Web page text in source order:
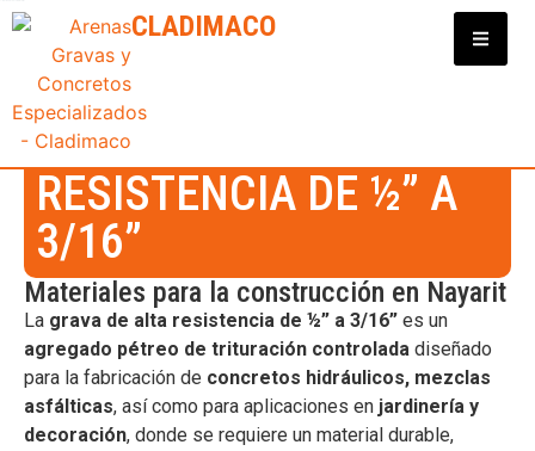
CLADIMACO
Distribuidor de
GRAVA DE ALTA
RESISTENCIA DE ½” A
3/16”
Materiales para la construcción en Nayarit
La grava de alta resistencia de ½” a 3/16” es un
agregado pétreo de trituración controlada diseñado
para la fabricación de concretos hidráulicos, mezclas
asfálticas, así como para aplicaciones en jardinería y
decoración, donde se requiere un material durable,